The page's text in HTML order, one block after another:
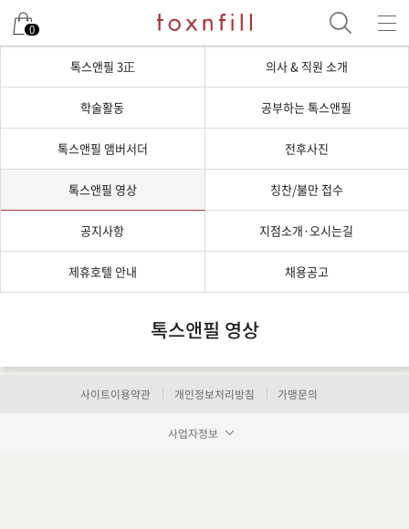
0
톡스앤필 3正 의사 & 직원 소개
학술활동 공부하는 톡스앤필
톡스앤필 앰버서더 전후사진
톡스앤필 영상 칭찬/불만 접수
공지사항 지점소개·오시는길
제휴호텔 안내 채용공고
톡스앤필 영상
사이트이용약관 개인정보처리방침 가맹문의
사업자정보